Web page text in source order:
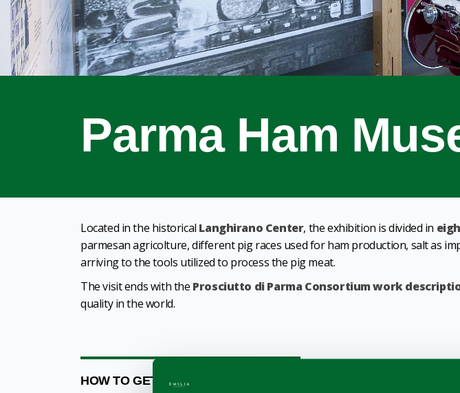
Parma Ham
Located in the historical Langhirano Center, the exhibition is divided in
parmesan agricolture, different pig races used for ham production, salt as
arriving to the tools utilized to process the pig meat.
The visit ends with the Prosciutto di Parma Consortium work
quality in the world.
HOW TO GET